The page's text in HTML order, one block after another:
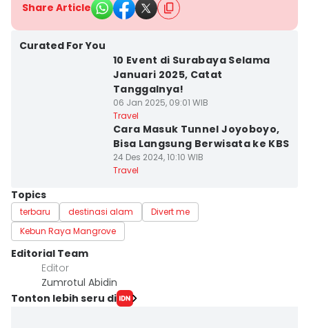
Share Article
Curated For You
10 Event di Surabaya Selama
Januari 2025, Catat
Tanggalnya!
06 Jan 2025, 09:01 WIB
Travel
Cara Masuk Tunnel Joyoboyo,
Bisa Langsung Berwisata ke KBS
24 Des 2024, 10:10 WIB
Travel
Topics
terbaru destinasi alam
Divert me
Kebun Raya Mangrove
Editorial Team
Editor
Zumrotul Abidin
Tonton lebih seru di